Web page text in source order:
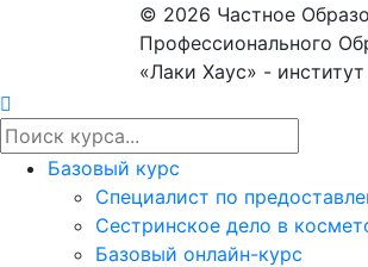
© 2026 Частное
Профессионального
«Лаки Хаус» -
Базовый курс
Специалист по
Сестринское дело в
Базовый онлайн-курс